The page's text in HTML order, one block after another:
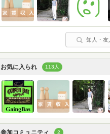
知人・友
お気に入られ 113人
参加コミュニティ 2